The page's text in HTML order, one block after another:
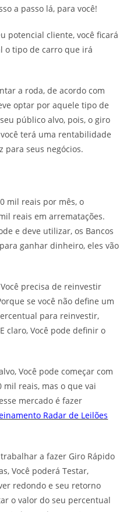
a passo lá, para você!
potencial cliente, você ficará
o tipo de carro que irá
a roda, de acordo com
optar por aquele tipo de
público alvo, pois, o giro
terá uma rentabilidade
para seus negócios.
mil reais por mês, o
reais em arrematações.
e deve utilizar, os Bancos
ganhar dinheiro, eles vão
precisa de reinvestir
se você não define um
para reinvestir,
claro, Você pode definir o
Você pode começar com
mil reais, mas o que vai
mercado é fazer
Radar de Leilões
a fazer Giro Rápido
Você poderá Testar,
redondo e seu retorno
o valor do seu percentual